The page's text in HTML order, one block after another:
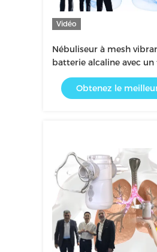
Vidéo
Nébuliseur à mesh
batterie alcaline avec un
nébulisation plus élevé
étancheObtenez le